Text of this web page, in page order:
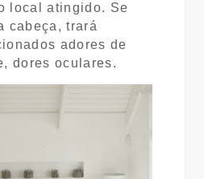
local atingido. Se
cabeça, trará
adores de
dores oculares.